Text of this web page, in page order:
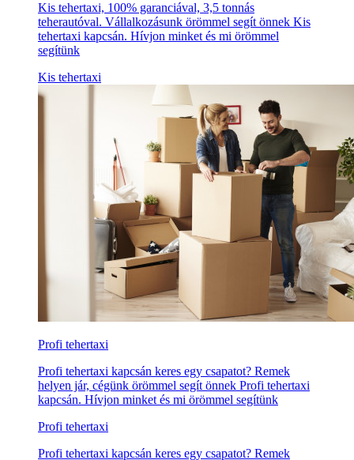
Kis tehertaxi, 100% garanciával, 3,5 tonnás
teherautóval. Vállalkozásunk örömmel segít önnek Kis
tehertaxi kapcsán. Hívjon minket és mi örömmel
segítünk
Kis tehertaxi
Profi tehertaxi
Profi tehertaxi kapcsán keres egy csapatot? Remek
helyen jár, cégünk örömmel segít önnek Profi tehertaxi
kapcsán. Hívjon minket és mi örömmel segítünk
Profi tehertaxi
Profi tehertaxi kapcsán keres egy csapatot? Remek